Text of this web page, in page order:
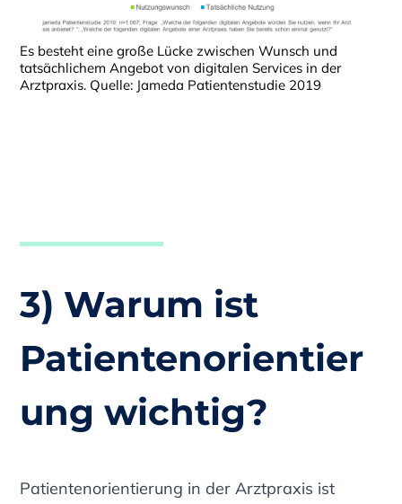
Es besteht eine große Lücke zwischen Wunsch und
tatsächlichem Angebot von digitalen Services in der
Arztpraxis. Quelle: Jameda Patientenstudie 2019
3) Warum ist
Patientenorientier
ung wichtig?
Patientenorientierung in der Arztpraxis ist